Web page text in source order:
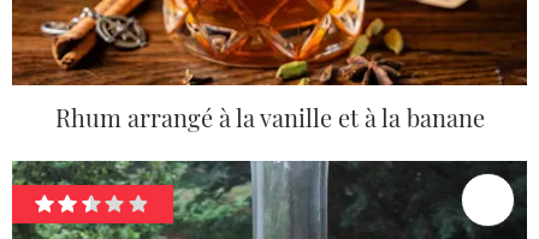
Rhum arrangé à la vanille et à la banane